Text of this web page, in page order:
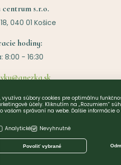
s.r.o.
040 01 Košice
hodiny:
8:00 - 16:30
625 0411
využíva súbory cookies pre optimálnu
účely. Kliknutím na „Rozumiem“
vašom správaní na webe. Ďalšie informácie
Analytické Nevyhnutné
Povoliť vybrané